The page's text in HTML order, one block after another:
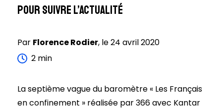
pour suivre l’actualité
Par FlorenceRodier, le24 avril 2020
2 min
La septième vague du baromètre « Les Français
en confinement » réalisée par 366 avec Kantar